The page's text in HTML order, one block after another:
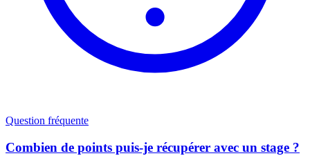
Question fréquente
Combien de points puis-je récupérer avec un stage ?